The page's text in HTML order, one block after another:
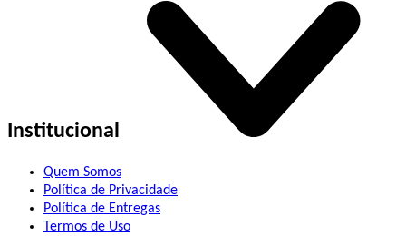
Institucional
Quem Somos
Política de Privacidade
Política de Entregas
Termos de Uso